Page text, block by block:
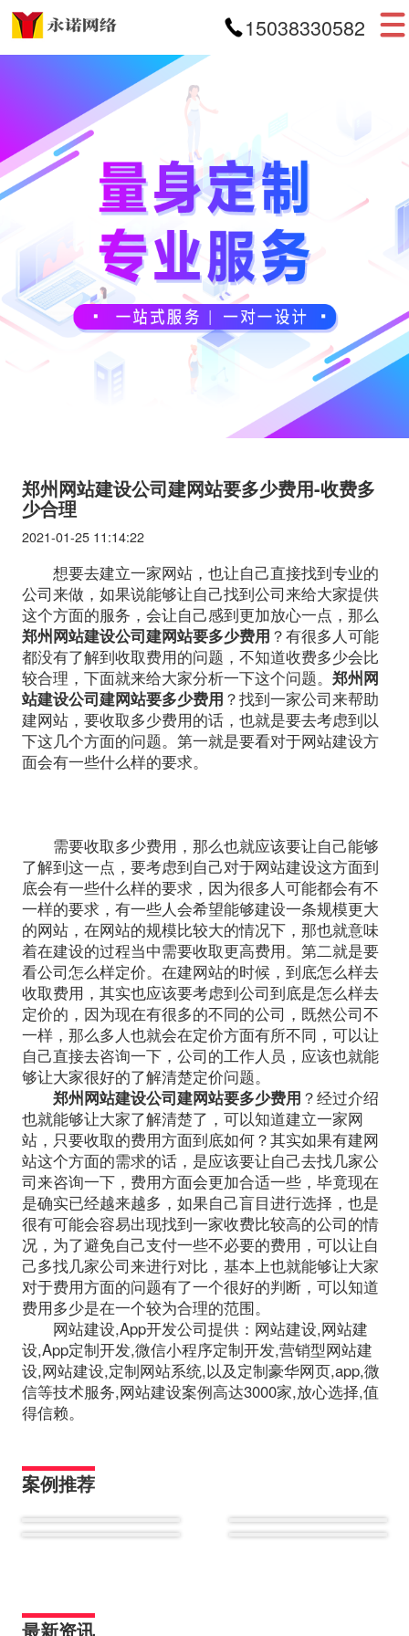
15038330582
首页
APP开发
小程序开发
案例展示
新闻资讯
关于我们
郑州网站建设公司建网站要多少费用-收费多
少合理
2021-01-25 11:14:22
想要去建立一家网站，也让自己直接找到专业的
公司来做，如果说能够让自己找到公司来给大家提供
这个方面的服务，会让自己感到更加放心一点，那么
郑州网站建设公司建网站要多少费用 ？有很多人可能
都没有了解到收取费用的问题，不知道收费多少会比
较合理，下面就来给大家分析一下这个问题。 郑州网
站建设公司建网站要多少费用 ？找到一家公司来帮助
建网站，要收取多少费用的话，也就是要去考虑到以
下这几个方面的问题。第一就是要看对于网站建设方
面会有一些什么样的要求。
需要收取多少费用，那么也就应该要让自己能够
了解到这一点，要考虑到自己对于网站建设这方面到
底会有一些什么样的要求，因为很多人可能都会有不
一样的要求，有一些人会希望能够建设一条规模更大
的网站，在网站的规模比较大的情况下，那也就意味
着在建设的过程当中需要收取更高费用。第二就是要
看公司怎么样定价。在建网站的时候，到底怎么样去
收取费用，其实也应该要考虑到公司到底是怎么样去
定价的，因为现在有很多的不同的公司，既然公司不
一样，那么多人也就会在定价方面有所不同，可以让
自己直接去咨询一下，公司的工作人员，应该也就能
够让大家很好的了解清楚定价问题。
郑州网站建设公司建网站要多少费用 ？经过介绍
也就能够让大家了解清楚了，可以知道建立一家网
站，只要收取的费用方面到底如何？其实如果有建网
站这个方面的需求的话，是应该要让自己去找几家公
司来咨询一下，费用方面会更加合适一些，毕竟现在
是确实已经越来越多，如果自己盲目进行选择，也是
很有可能会容易出现找到一家收费比较高的公司的情
况，为了避免自己支付一些不必要的费用，可以让自
己多找几家公司来进行对比，基本上也就能够让大家
对于费用方面的问题有了一个很好的判断，可以知道
费用多少是在一个较为合理的范围。
网站建设,App开发公司提供：网站建设,网站建
设,App定制开发,微信小程序定制开发,营销型网站建
设,网站建设,定制网站系统,以及定制豪华网页,app,微
信等技术服务,网站建设案例高达3000家,放心选择,值
得信赖。
案例推荐
最新资讯